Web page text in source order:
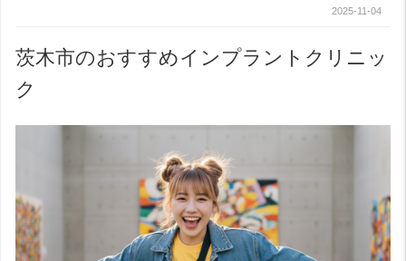
2025-11-04
茨木市のおすすめインプラントクリニッ
ク